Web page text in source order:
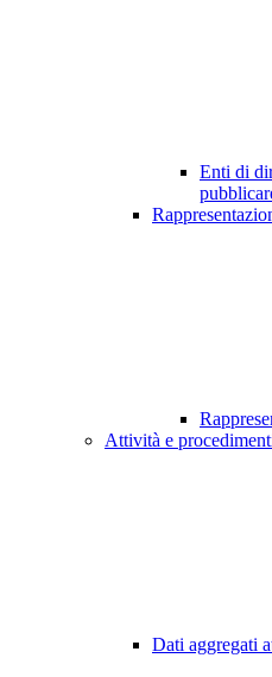
Enti di
Attività e
Dati aggregati